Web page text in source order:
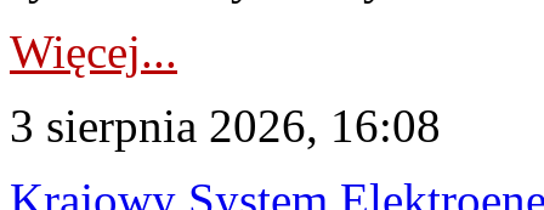
Więcej...
3 sierpnia 2026, 16:08